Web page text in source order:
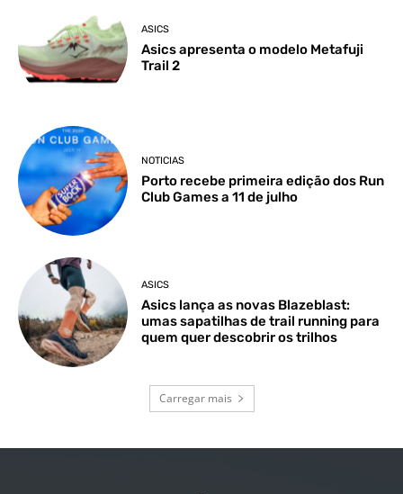
ASICS
Asics apresenta o modelo Metafuji
Trail 2
NOTICIAS
Porto recebe primeira edição dos Run
Club Games a 11 de julho
ASICS
Asics lança as novas Blazeblast:
umas sapatilhas de trail running para
quem quer descobrir os trilhos
Carregar mais